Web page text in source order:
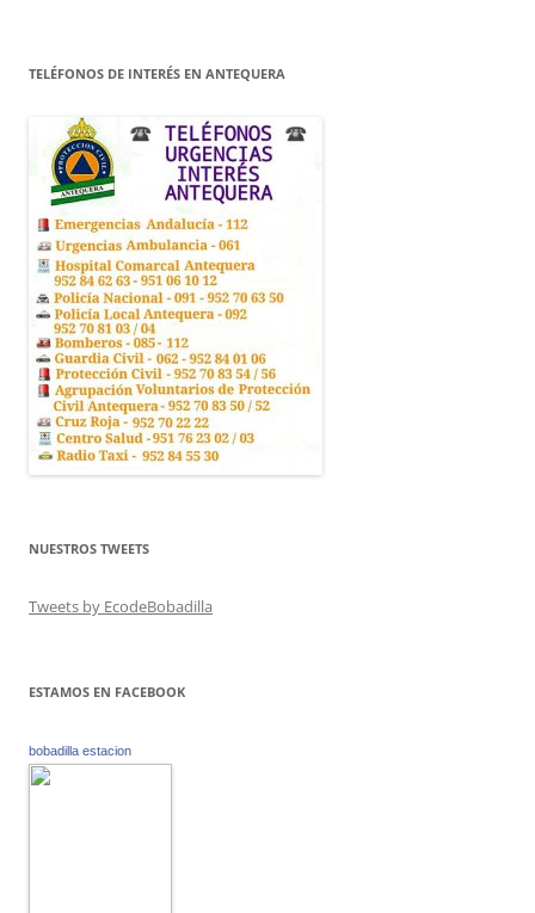
TELÉFONOS DE INTERÉS EN ANTEQUERA
NUESTROS TWEETS
Tweets by EcodeBobadilla
ESTAMOS EN FACEBOOK
bobadilla estacion